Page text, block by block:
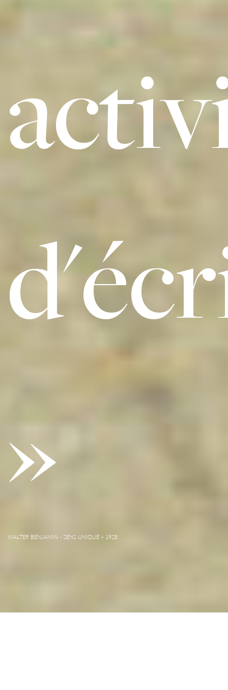
»
WALTER BENJAMIN - SENS UNIQUE – 1928